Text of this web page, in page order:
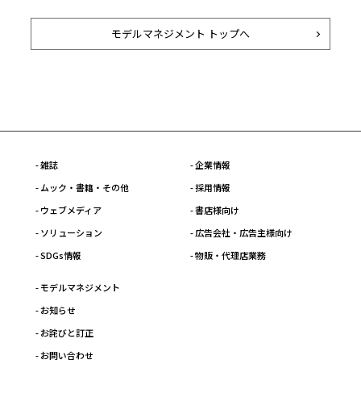
モデルマネジメント トップへ
- 雑誌
- ムック・書籍・その他
- ウェブメディア
- ソリューション
- SDGs情報
- 企業情報
- 採用情報
- 書店様向け
- 広告会社・広告主様向け
- 物販・代理店業務
- モデルマネジメント
- お知らせ
- お詫びと訂正
- お問い合わせ